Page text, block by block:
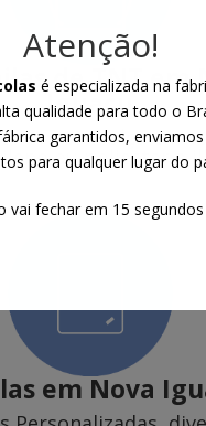
de TNTem
Iguaçu
TNT com alça em
ou poliester e
em Nova
Atenção!
é especializada na
qualidade para todo o
garantidos,
para qualquer lugar do
vai fechar em 14 segundos